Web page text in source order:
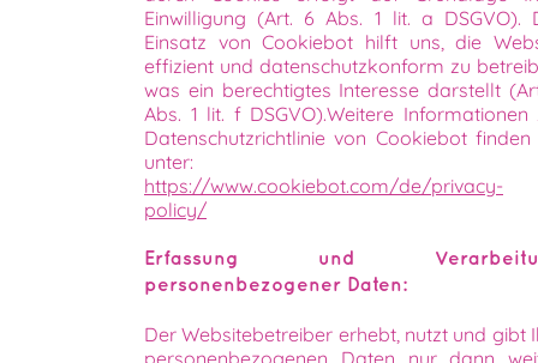
Einwilligung (Art. 6 Abs. 1 lit. a DSGVO).
Einsatz von Cookiebot hilft uns, die
effizient und datenschutzkonform zu
was ein berechtigtes Interesse darstellt
Abs. 1 lit. f DSGVO).Weitere Informationen
Datenschutzrichtlinie von Cookiebot finden
unter:
https://www.cookiebot.com/de/privacy-
policy/
Erfassung und
personenbezogener Daten:
Der Websitebetreiber erhebt, nutzt und gibt
personenbezogenen Daten nur dann